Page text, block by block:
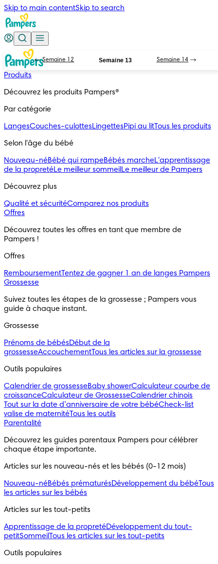
Skip to main contentSkip to search
Produits
Découvrez les produits Pampers®
Par catégorie
LangesCouches-culottesLingettesPipi au litTous les produits
Selon l'âge du bébé
Nouveau-néBébé qui rampeBébés marcheL'apprentissage
de la propretéLe meilleur sommeil Le meilleur de Pampers
Découvrez plus
Qualité et sécuritéComparez nos produits
Offres
Découvrez toutes les offres en tant que membre de
Pampers !
Offres
RemboursementTentez de gagner 1 an de langes Pampers
Grossesse
Suivez toutes les étapes de la grossesse ; Pampers vous
guide à chaque instant.
Grossesse
Prénoms de bébésDébut de la
grossesseAccouchementTous les articles sur la grossesse
Outils populaires
Calendrier de grossesseBaby showerCalculateur courbe de
croissanceCalculateur de GrossesseCalendrier chinois
Tout sur la date d’anniversaire de votre bébéCheck-list
valise de maternitéTous les outils
Parentalité
Découvrez les guides parentaux Pampers pour célébrer
chaque étape importante.
Articles sur les nouveau-nés et les bébés (0-12 mois)
Nouveau-néBébés prématurésDéveloppement du bébéTous
les articles sur les bébés
Articles sur les tout-petits
Apprentissage de la propretéDéveloppement du tout-
petitSommeilTous les articles sur les tout-petits
Outils populaires
Semaine 12 Semaine 13 Semaine 14